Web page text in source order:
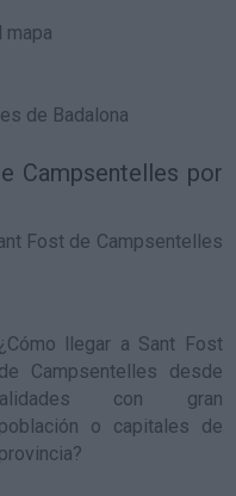
mapa
Campsentelles por
Fost de Campsentelles
¿ Cómo llegar a Sant Fost
de Campsentelles desde
con gran
población o capitales de
provincia?